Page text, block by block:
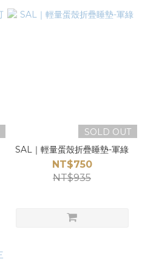
SOLD OUT
SAL｜輕量蛋殼折疊睡墊-軍綠
NT$750
NT$935